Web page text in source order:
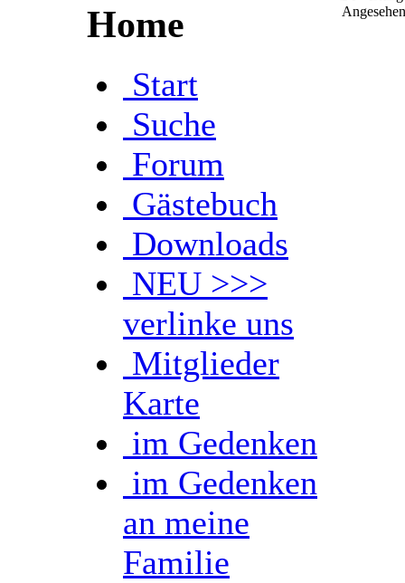
Home
Start
Suche
Forum
Gästebuch
Downloads
NEU >>>
verlinke uns
Mitglieder
Karte
im Gedenken
im Gedenken
an meine
Familie